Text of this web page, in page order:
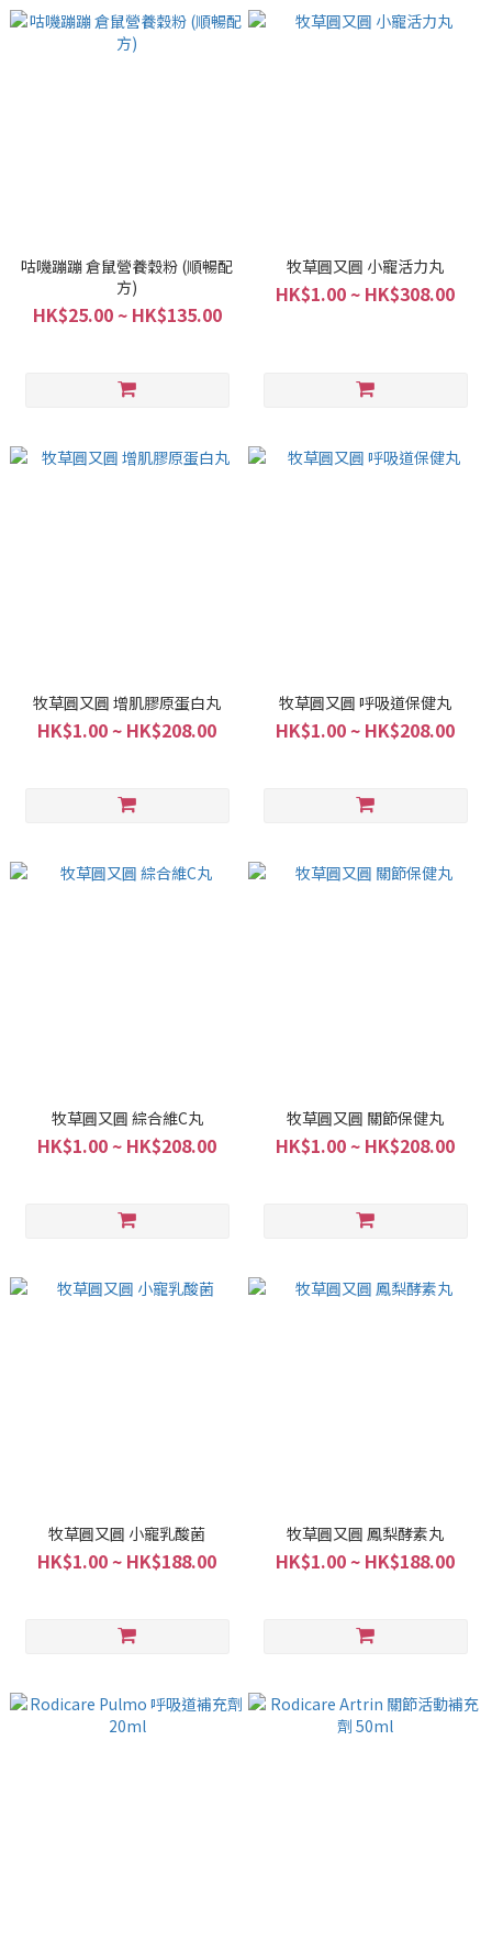
咕嘰蹦蹦 倉鼠營養穀粉 (順暢配
方)
HK$25.00 ~ HK$135.00
牧草圓又圓 小寵活力丸
HK$1.00 ~ HK$308.00
牧草圓又圓 增肌膠原蛋白丸
HK$1.00 ~ HK$208.00
牧草圓又圓 呼吸道保健丸
HK$1.00 ~ HK$208.00
牧草圓又圓 綜合維C丸
HK$1.00 ~ HK$208.00
牧草圓又圓 關節保健丸
HK$1.00 ~ HK$208.00
牧草圓又圓 小寵乳酸菌
HK$1.00 ~ HK$188.00
牧草圓又圓 鳳梨酵素丸
HK$1.00 ~ HK$188.00